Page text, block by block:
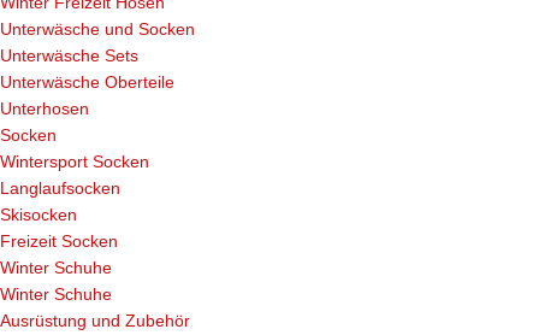
Unterwäsche und Socken
Unterwäsche Sets
Unterwäsche Oberteile
Unterhosen
Socken
Wintersport Socken
Langlaufsocken
Skisocken
Freizeit Socken
Winter Schuhe
Winter Schuhe
Ausrüstung und Zubehör